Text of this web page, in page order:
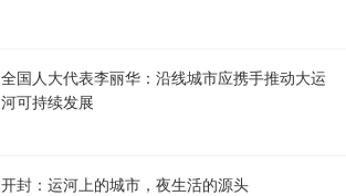
全国人大代表李丽华：沿线城市应携手推动大运
河可持续发展
开封：运河上的城市，夜生活的源头